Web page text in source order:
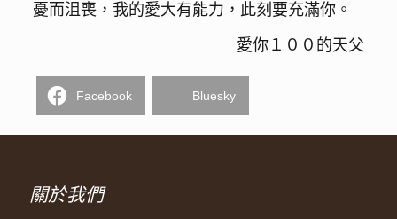
憂而沮喪，我的愛大有能力，此刻要充滿你。
愛你１００的天父
Facebook Bluesky
關於我們